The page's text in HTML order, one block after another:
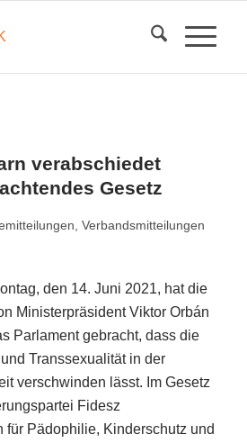
verabschiedet
Gesetz
Verbandsmitteilungen
den 14. Juni 2021, hat die
Ministerpräsident Viktor Orbán
Parlament gebracht, dass die
Transsexualität in der
verschwinden lässt. Im Gesetz
Fidesz
für Pädophilie, Kinderschutz und